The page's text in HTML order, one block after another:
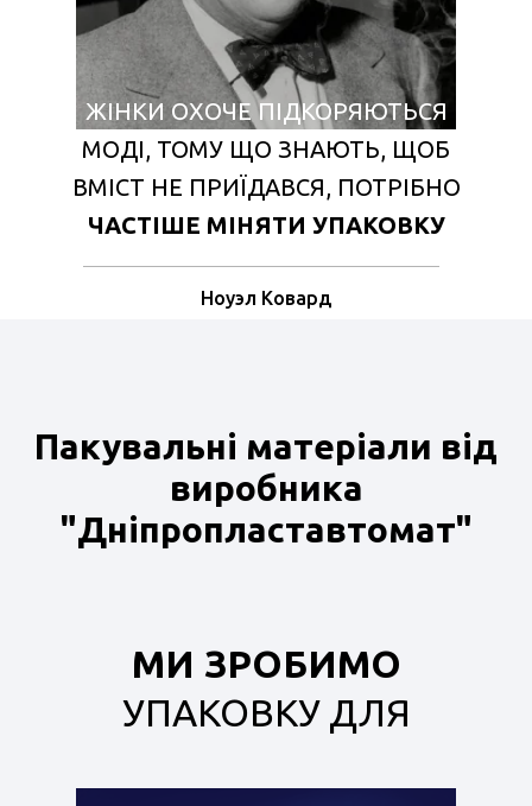
ЖІНКИ ОХОЧЕ ПІДКОРЯЮТЬСЯ
МОДІ, ТОМУ ЩО ЗНАЮТЬ, ЩОБ
ВМІСТ НЕ ПРИЇДАВСЯ, ПОТРІБНО
ЧАСТІШЕ МІНЯТИ УПАКОВКУ
Ноуэл Ковард
Пакувальні матеріали від
виробника
"Дніпропластавтомат"
МИ ЗРОБИМО
УПАКОВКУ ДЛЯ